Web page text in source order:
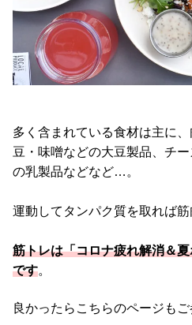
多く含まれている食材は主に
豆・味噌などの大豆製品、チ
の乳製品などなど…。
運動してタンパク質を取れば筋
筋トレは「コロナ疲れ解消＆
です。
良かったらこちらのページも